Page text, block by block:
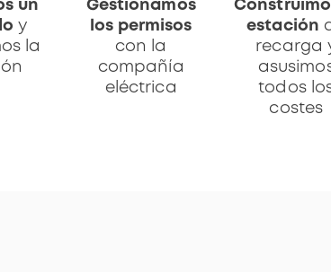
un
y
la
Gestionamos
los permisos
con la
compañía
eléctrica
estación
recarga
todos
costes